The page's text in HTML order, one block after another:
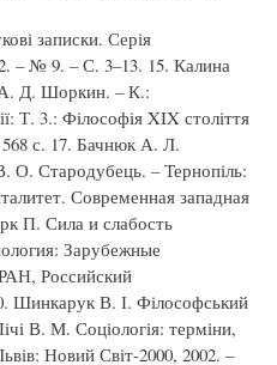
записки. Серія
– № 9. – С. 3–13. 15. Калина
Д. Шоркин. – К.:
Т. 3.: Філософія XIX століття
568 с. 17. Бачнюк А. Л.
О. Стародубець. – Тернопіль:
Современная западная
П. Сила и слабость
Зарубежные
Российский
Шинкарук В. І. Філософський
В. М. Соціологія: терміни,
Новий Світ-2000, 2002. –